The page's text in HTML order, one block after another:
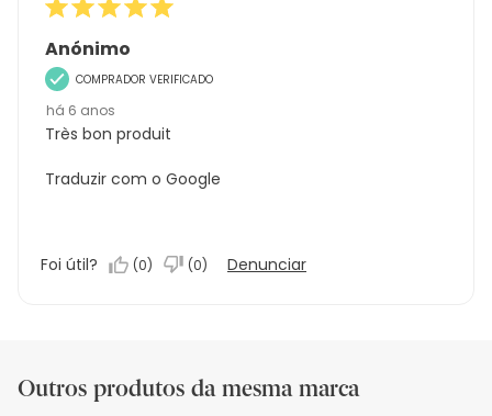
Anónimo
COMPRADOR VERIFICADO
há 6 anos
Très bon produit
Traduzir com o Google
Foi útil? (0) (0) Denunciar
Outros produtos da mesma marca